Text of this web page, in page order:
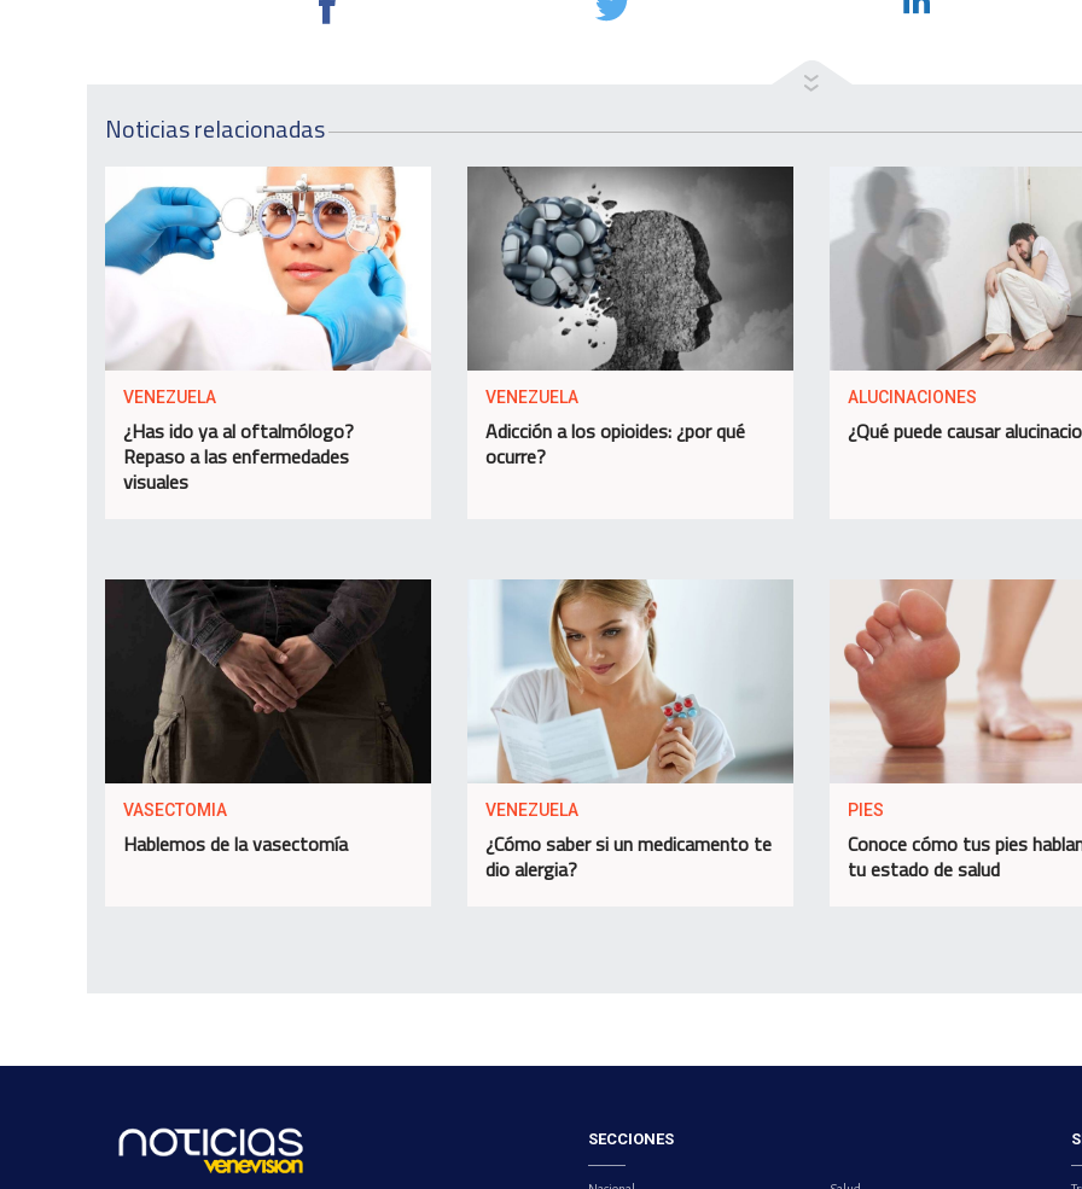
Noticias relacionadas
VENEZUELA
¿Has ido ya al oftalmólogo?
Repaso a las enfermedades
visuales
VENEZUELA
Adicción a los opioides: ¿por qué
ocurre?
ALUCINACIONES
¿Qué puede causar
VASECTOMIA
Hablemos de la vasectomía
VENEZUELA
¿Cómo saber si un medicamento te
dio alergia?
PIES
Conoce cómo tus pies
tu estado de salud
SECCIONES